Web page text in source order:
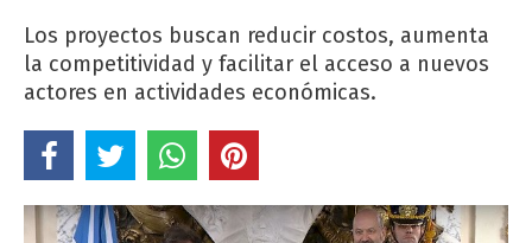
Los proyectos buscan reducir costos, aumenta
la competitividad y facilitar el acceso a nuevos
actores en actividades económicas.